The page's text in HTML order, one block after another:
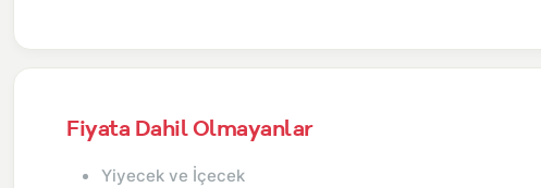
Fiyata Dahil Olmayanlar
Yiyecek ve İçecek